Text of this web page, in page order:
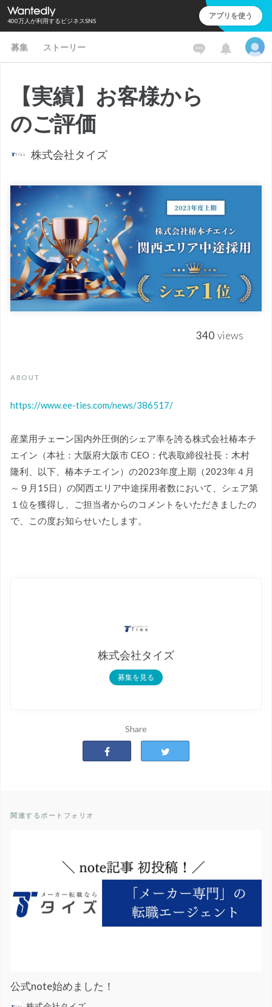
400万人が利用するビジネスSNS アプリを使う
募集 ストーリー
【実績】お客様から
のご評価
株式会社タイズ
340 views
ABOUT
https://www.ee-ties.com/news/386517/
産業用チェーン国内外圧倒的シェア率を誇る株式会社椿本チ
エイン（本社：大阪府大阪市 CEO：代表取締役社長：木村
隆利、以下、椿本チエイン）の2023年度上期（2023年４月
～９月15日）の関西エリア中途採用者数において、シェア第
１位を獲得し、ご担当者からのコメントをいただきましたの
で、この度お知らせいたします。
株式会社タイズ
募集を見る
Share
関連するポートフォリオ
公式note始めました！